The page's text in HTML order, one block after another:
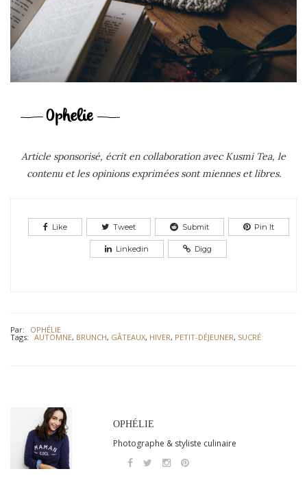
Article sponsorisé, écrit en collaboration avec Kusmi Tea, le
contenu et les opinions exprimées sont miennes et libres.
Like Tweet Submit Pin It
Linkedin Digg
Par: OPHÉLIE
Tags: AUTOMNE, BRUNCH, GÂTEAUX, HIVER, PETIT-DÉJEUNER, SUCRÉ
OPHÉLIE
Photographe & styliste culinaire